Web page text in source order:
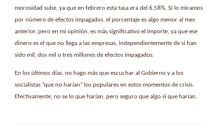
morosidad sube, ya que en febrero esta tasa era del 6,58%. Si lo miramos
por número de efectos impagados, el porcentaje es algo menor al mes
anterior, pero en mi opinión, es más significativo el importe, ya que ese
dinero es el que no llega a las empresas, independientemente de si han
sido mil, dos mil o tres millones de efectos impagados.
En los últimos días, no hago más que escuchar al Gobierno y a los
socialistas “que no harían” los populares en estos momentos de crisis.
Efectivamente, no se lo que harían, pero seguro que algo sí que harían.